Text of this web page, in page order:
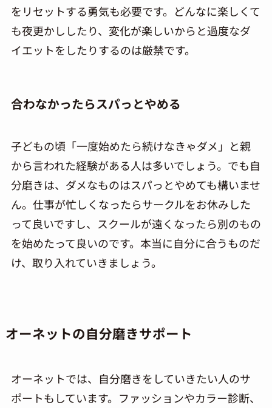
をリセットする勇気も必要です。どんなに楽しくて
も夜更かししたり、変化が楽しいからと過度なダ
イエットをしたりするのは厳禁です。
合わなかったらスパっとやめる
子どもの頃「一度始めたら続けなきゃダメ」と親
から言われた経験がある人は多いでしょう。でも自
分磨きは、ダメなものはスパっとやめても構いませ
ん。仕事が忙しくなったらサークルをお休みした
って良いですし、スクールが遠くなったら別のもの
を始めたって良いのです。本当に自分に合うものだ
け、取り入れていきましょう。
オーネットの自分磨きサポート
オーネットでは、自分磨きをしていきたい人のサ
ポートもしています。ファッションやカラー診断、